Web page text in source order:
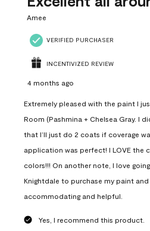
Amee
VERIFIED PURCHASER
INCENTIVIZED REVIEW
4 months ago
Extremely pleased with the paint I
Room (Pashmina + Chelsea Gray. I
that I’ll just do 2 coats if coverage
application was perfect! I LOVE the
colors!!! On another note, I love
Knightdale to purchase my paint and
accommodating and helpful.
Yes, I recommend this product.